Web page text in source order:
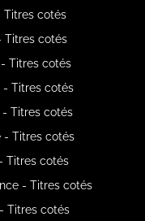
Titres cotés
Titres cotés
Titres cotés
- Titres cotés
- Titres cotés
- Titres cotés
Titres cotés
- Titres cotés
Titres cotés